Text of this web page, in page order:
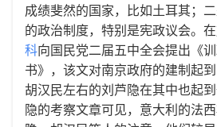
成绩斐然的国家，比如土耳其；
的政治制度，特别是宪政议会。
科向国民党二届五中全会提出《
书》，该文对南京政府的建制起
胡汉民左右的刘芦隐在其中也起
隐的考察文章可见，意大利的法